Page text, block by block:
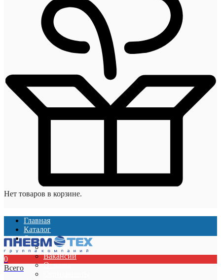
Нет товаров в корзине.
Главная
Каталог
О компании
О компании
Вакансии
Отзывы
0
Всего